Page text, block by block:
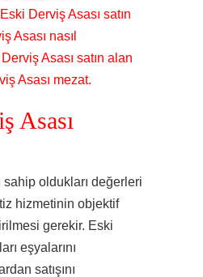
Derviş Asası satın
Asası nasıl
Asası satın alan
Asası mezat.
Asası
sahip oldukları değerleri
hizmetinin objektif
gerekir. Eski
eşyalarını
satışını